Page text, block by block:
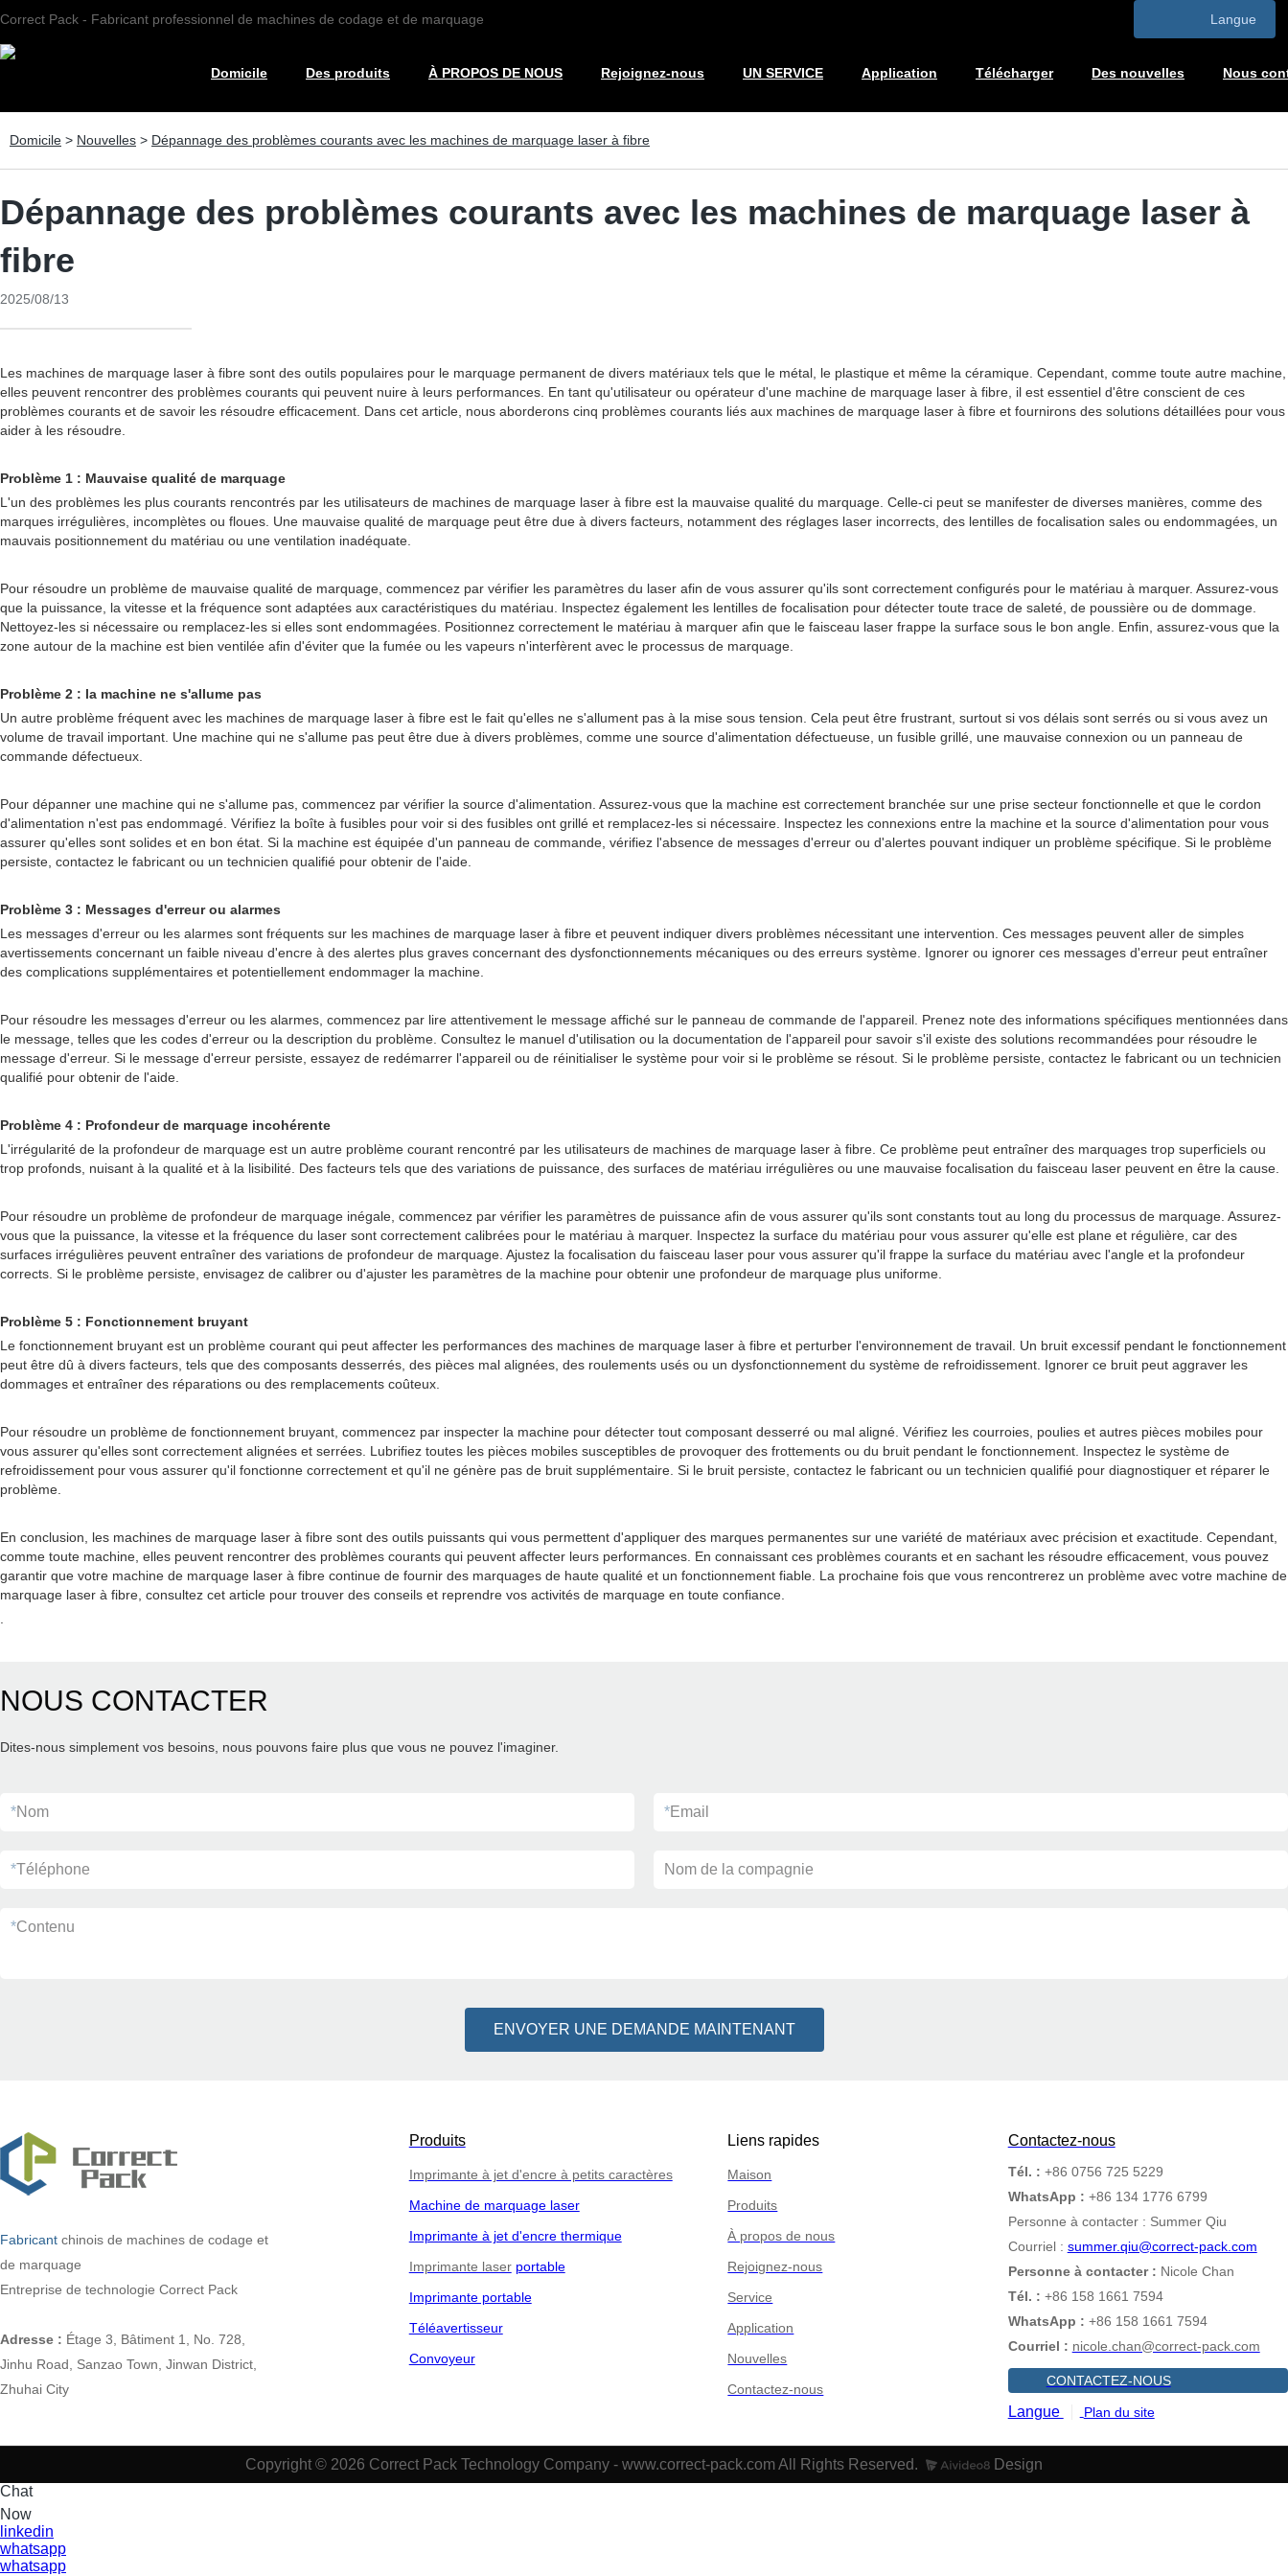
Correct Pack - Fabricant professionnel de machines de codage et de marquage Langue
Domicile Des produits À PROPOS DE NOUS Rejoignez-nous UN SERVICE Application Télécharger Des nouvelles Nous
Domicile > Nouvelles > Dépannage des problèmes courants avec les machines de marquage laser à fibre
Dépannage des problèmes courants avec les machines de marquage laser à
fibre
2025/08/13
Les machines de marquage laser à fibre sont des outils populaires pour le marquage permanent de divers matériaux tels que le métal, le plastique et même la céramique. Cependant, comme toute autre machine,
elles peuvent rencontrer des problèmes courants qui peuvent nuire à leurs performances. En tant qu'utilisateur ou opérateur d'une machine de marquage laser à fibre, il est essentiel d'être conscient de ces
problèmes courants et de savoir les résoudre efficacement. Dans cet article, nous aborderons cinq problèmes courants liés aux machines de marquage laser à fibre et fournirons des solutions détaillées pour vous
aider à les résoudre.
Problème 1 : Mauvaise qualité de marquage
L'un des problèmes les plus courants rencontrés par les utilisateurs de machines de marquage laser à fibre est la mauvaise qualité du marquage. Celle-ci peut se manifester de diverses manières, comme des
marques irrégulières, incomplètes ou floues. Une mauvaise qualité de marquage peut être due à divers facteurs, notamment des réglages laser incorrects, des lentilles de focalisation sales ou endommagées, un
mauvais positionnement du matériau ou une ventilation inadéquate.
Pour résoudre un problème de mauvaise qualité de marquage, commencez par vérifier les paramètres du laser afin de vous assurer qu'ils sont correctement configurés pour le matériau à marquer. Assurez-vous
que la puissance, la vitesse et la fréquence sont adaptées aux caractéristiques du matériau. Inspectez également les lentilles de focalisation pour détecter toute trace de saleté, de poussière ou de dommage.
Nettoyez-les si nécessaire ou remplacez-les si elles sont endommagées. Positionnez correctement le matériau à marquer afin que le faisceau laser frappe la surface sous le bon angle. Enfin, assurez-vous que la
zone autour de la machine est bien ventilée afin d'éviter que la fumée ou les vapeurs n'interfèrent avec le processus de marquage.
Problème 2 : la machine ne s'allume pas
Un autre problème fréquent avec les machines de marquage laser à fibre est le fait qu'elles ne s'allument pas à la mise sous tension. Cela peut être frustrant, surtout si vos délais sont serrés ou si vous avez un
volume de travail important. Une machine qui ne s'allume pas peut être due à divers problèmes, comme une source d'alimentation défectueuse, un fusible grillé, une mauvaise connexion ou un panneau de
commande défectueux.
Pour dépanner une machine qui ne s'allume pas, commencez par vérifier la source d'alimentation. Assurez-vous que la machine est correctement branchée sur une prise secteur fonctionnelle et que le cordon
d'alimentation n'est pas endommagé. Vérifiez la boîte à fusibles pour voir si des fusibles ont grillé et remplacez-les si nécessaire. Inspectez les connexions entre la machine et la source d'alimentation pour vous
assurer qu'elles sont solides et en bon état. Si la machine est équipée d'un panneau de commande, vérifiez l'absence de messages d'erreur ou d'alertes pouvant indiquer un problème spécifique. Si le problème
persiste, contactez le fabricant ou un technicien qualifié pour obtenir de l'aide.
Problème 3 : Messages d'erreur ou alarmes
Les messages d'erreur ou les alarmes sont fréquents sur les machines de marquage laser à fibre et peuvent indiquer divers problèmes nécessitant une intervention. Ces messages peuvent aller de simples
avertissements concernant un faible niveau d'encre à des alertes plus graves concernant des dysfonctionnements mécaniques ou des erreurs système. Ignorer ou ignorer ces messages d'erreur peut entraîner
des complications supplémentaires et potentiellement endommager la machine.
Pour résoudre les messages d'erreur ou les alarmes, commencez par lire attentivement le message affiché sur le panneau de commande de l'appareil. Prenez note des informations spécifiques mentionnées dans
le message, telles que les codes d'erreur ou la description du problème. Consultez le manuel d'utilisation ou la documentation de l'appareil pour savoir s'il existe des solutions recommandées pour résoudre le
message d'erreur. Si le message d'erreur persiste, essayez de redémarrer l'appareil ou de réinitialiser le système pour voir si le problème se résout. Si le problème persiste, contactez le fabricant ou un technicien
qualifié pour obtenir de l'aide.
Problème 4 : Profondeur de marquage incohérente
L'irrégularité de la profondeur de marquage est un autre problème courant rencontré par les utilisateurs de machines de marquage laser à fibre. Ce problème peut entraîner des marquages trop superficiels ou
trop profonds, nuisant à la qualité et à la lisibilité. Des facteurs tels que des variations de puissance, des surfaces de matériau irrégulières ou une mauvaise focalisation du faisceau laser peuvent en être la cause.
Pour résoudre un problème de profondeur de marquage inégale, commencez par vérifier les paramètres de puissance afin de vous assurer qu'ils sont constants tout au long du processus de marquage. Assurez-
vous que la puissance, la vitesse et la fréquence du laser sont correctement calibrées pour le matériau à marquer. Inspectez la surface du matériau pour vous assurer qu'elle est plane et régulière, car des
surfaces irrégulières peuvent entraîner des variations de profondeur de marquage. Ajustez la focalisation du faisceau laser pour vous assurer qu'il frappe la surface du matériau avec l'angle et la profondeur
corrects. Si le problème persiste, envisagez de calibrer ou d'ajuster les paramètres de la machine pour obtenir une profondeur de marquage plus uniforme.
Problème 5 : Fonctionnement bruyant
Le fonctionnement bruyant est un problème courant qui peut affecter les performances des machines de marquage laser à fibre et perturber l'environnement de travail. Un bruit excessif pendant le fonctionnement
peut être dû à divers facteurs, tels que des composants desserrés, des pièces mal alignées, des roulements usés ou un dysfonctionnement du système de refroidissement. Ignorer ce bruit peut aggraver les
dommages et entraîner des réparations ou des remplacements coûteux.
Pour résoudre un problème de fonctionnement bruyant, commencez par inspecter la machine pour détecter tout composant desserré ou mal aligné. Vérifiez les courroies, poulies et autres pièces mobiles pour
vous assurer qu'elles sont correctement alignées et serrées. Lubrifiez toutes les pièces mobiles susceptibles de provoquer des frottements ou du bruit pendant le fonctionnement. Inspectez le système de
refroidissement pour vous assurer qu'il fonctionne correctement et qu'il ne génère pas de bruit supplémentaire. Si le bruit persiste, contactez le fabricant ou un technicien qualifié pour diagnostiquer et réparer le
problème.
En conclusion, les machines de marquage laser à fibre sont des outils puissants qui vous permettent d'appliquer des marques permanentes sur une variété de matériaux avec précision et exactitude. Cependant,
comme toute machine, elles peuvent rencontrer des problèmes courants qui peuvent affecter leurs performances. En connaissant ces problèmes courants et en sachant les résoudre efficacement, vous pouvez
garantir que votre machine de marquage laser à fibre continue de fournir des marquages de haute qualité et un fonctionnement fiable. La prochaine fois que vous rencontrerez un problème avec votre machine de
marquage laser à fibre, consultez cet article pour trouver des conseils et reprendre vos activités de marquage en toute confiance.
NOUS CONTACTER
Dites-nous simplement vos besoins, nous pouvons faire plus que vous ne pouvez l'imaginer.
*Nom *Email
*Téléphone Nom de la compagnie
*Contenu
ENVOYER UNE DEMANDE MAINTENANT
Fabricant chinois de machines de codage et
de marquage
Entreprise de technologie Correct Pack
Adresse : Étage 3, Bâtiment 1, No. 728,
Jinhu Road, Sanzao Town, Jinwan District,
Zhuhai City
Produits
Imprimante à jet d'encre à petits caractères
Machine de marquage laser
Imprimante à jet d'encre thermique
Imprimante laser portable
Imprimante portable
Téléavertisseur
Convoyeur
Liens rapides
Maison
Produits
À propos de nous
Rejoignez-nous
Service
Application
Nouvelles
Contactez-nous
Contactez-nous
Tél. : +86 0756 725 5229
WhatsApp : +86 134 1776 6799
Personne à contacter : Summer Qiu
Courriel : summer.qiu@correct-pack.com
Personne à contacter : Nicole Chan
Tél. : +86 158 1661 7594
WhatsApp : +86 158 1661 7594
Courriel : nicole.chan@correct-pack.com
CONTACTEZ-NOUS
Langue Plan du site
Copyright © 2026 Correct Pack Technology Company - www.correct-pack.com All Rights Reserved.
Design
Chat
Now
linkedin
whatsapp
whatsapp